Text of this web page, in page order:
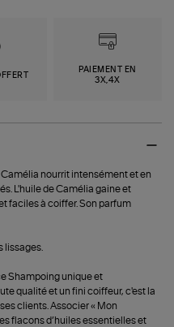
PAIEMENT EN
3X,4X
nourrit intensément et en
L'huile de Camélia gaine et
faciles à coiffer. Son parfum
lissages.
Shampoing unique et
qualité et un fini coiffeur, c'est la
clients. Associer « Mon
flacons d’huiles essentielles et